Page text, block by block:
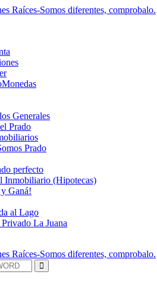
Generales
Prado
Prado
perfecto
Inmobiliario (Hipotecas)
Ganá!
al Lago
La Juana